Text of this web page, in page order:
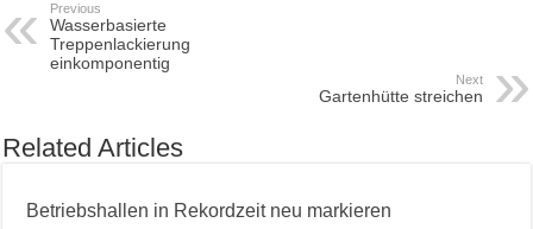
Previous
Wasserbasierte
Treppenlackierung
einkomponentig
Next
Gartenhütte streichen
Related Articles
Betriebshallen in Rekordzeit neu markieren